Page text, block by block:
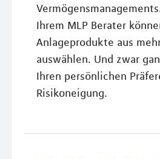
Ihrem MLP Berater
Anlageprodukte aus
auswählen. Und zwar
Ihren persönlichen
Risikoneigung.